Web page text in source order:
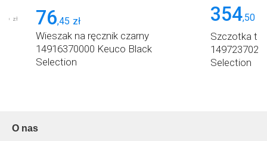
56 zł 76,45 zł
Wieszak na ręcznik czarny
14916370000 Keuco Black
Selection
354,50
Szczotka
Selection
O nas